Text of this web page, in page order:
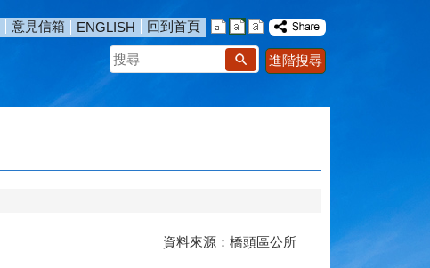
意見信箱 ENGLISH
回到首頁
搜
尋
進階搜尋
資料來源：橋頭區公所